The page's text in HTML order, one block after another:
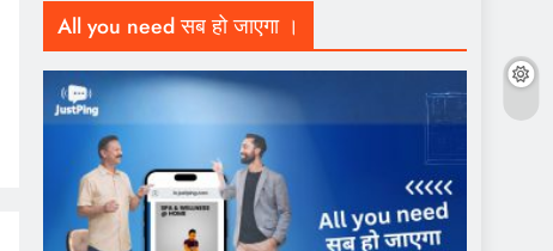
All you need सब हो जाएगा ।